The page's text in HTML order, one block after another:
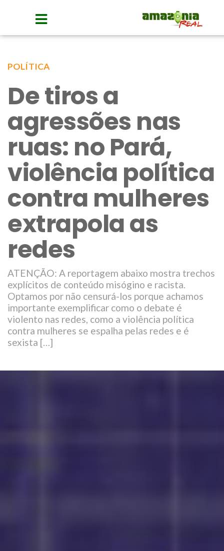
POLÍTICA
De tiros a
agressões nas
ruas: no Pará,
violência política
contra mulheres
extrapola as
redes
ATENÇÃO: A reportagem abaixo mostra trechos
explícitos de conteúdo misógino e racista.
Optamos por não censurá-los porque achamos
importante exemplificar como o debate é
violento nas redes, como a violência política
contra mulheres se espalha pelas redes e é
sexista […]